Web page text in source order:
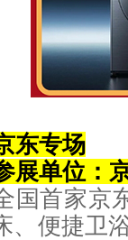
东专场
展单位：
国首家京
、便捷卫